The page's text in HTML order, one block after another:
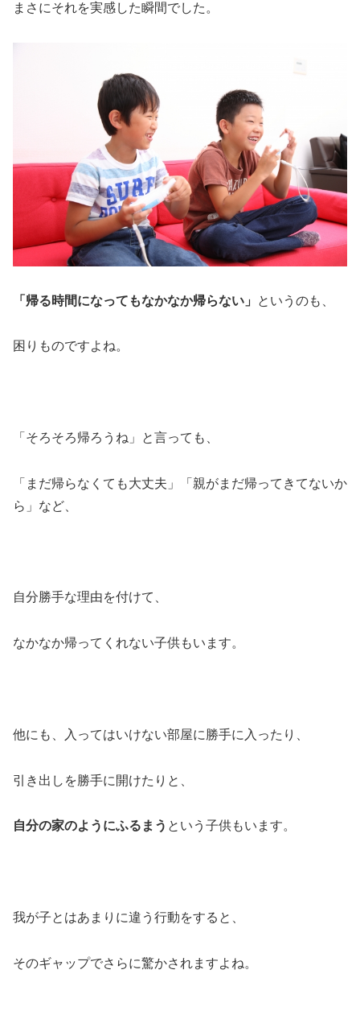
まさにそれを実感した瞬間でした。
「帰る時間になってもなかなか帰らない」 というのも、
困りものですよね。
「そろそろ帰ろうね」と言っても、
「まだ帰らなくても大丈夫」「親がまだ帰ってきてないか
ら」など、
自分勝手な理由を付けて、
なかなか帰ってくれない子供もいます。
他にも、入ってはいけない部屋に勝手に入ったり、
引き出しを勝手に開けたりと、
自分の家のようにふるまう という子供もいます。
我が子とはあまりに違う行動をすると、
そのギャップでさらに驚かされますよね。